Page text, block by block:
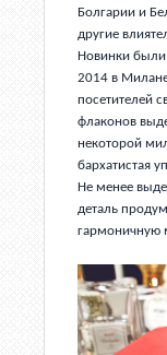
Болгарии и
другие
Новинки были
2014 в
посетителей
флаконов
некоторой
бархатистая
Не менее
деталь
гармоничную